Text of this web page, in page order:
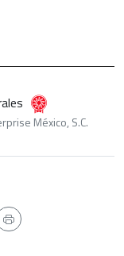
México, S.C.